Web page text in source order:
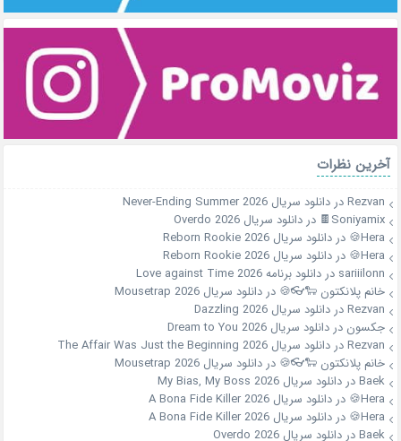
آخرین نظرات
Rezvanدردانلود سریال Never-Ending Summer 2026
Soniyamix🍫
دردانلود سریال Overdo 2026
Hera🍪
دردانلود سریال Reborn Rookie 2026
Hera🍪
دردانلود سریال Reborn Rookie 2026
sariiilonn دردانلود برنامه Love against Time 2026
خانم پلانکتون 🐑👓🍪 دردانلود سریال Mousetrap 2026
Rezvanدردانلود سریال Dazzling 2026
جکسون دردانلود سریال Dream to You 2026
Rezvanدردانلود سریال The Affair Was Just the Beginning 2026
خانم پلانکتون 🐑👓🍪 دردانلود سریال Mousetrap 2026
Baekدردانلود سریال My Bias, My Boss 2026
Hera🍪
دردانلود سریال A Bona Fide Killer 2026
Hera🍪
دردانلود سریال A Bona Fide Killer 2026
Baekدردانلود سریال Overdo 2026